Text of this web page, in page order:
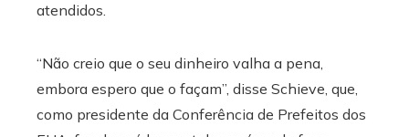
atendidos.
“Não creio que o seu dinheiro valha a pena,
embora espero que o façam”, disse Schieve, que,
como presidente da Conferência de Prefeitos dos